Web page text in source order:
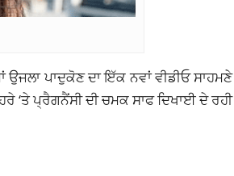
ਪਾਦੁਕੋਣ ਦਾ ਇੱਕ ਨਵਾਂ ਵੀਡੀਓ ਸਾਹਮਣੇ
ਪ੍ਰੈਗਨੈਂਸੀ ਦੀ ਚਮਕ ਸਾਫ ਦਿਖਾਈ ਦੇ ਰਹੀ